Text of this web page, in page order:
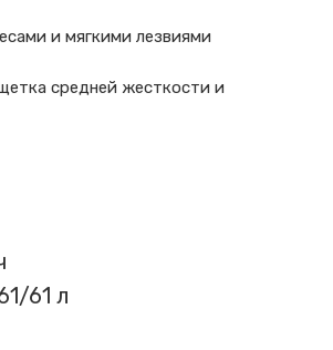
и мягкими лезвиями
средней жесткости и
61 л